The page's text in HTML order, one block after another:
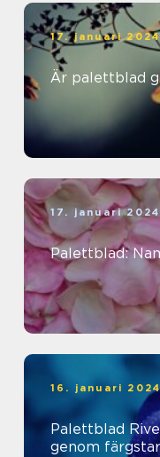
17. januari 2024
Är palettblad
17. januari 2024
Palettblad:
16. januari
Palettblad
genom